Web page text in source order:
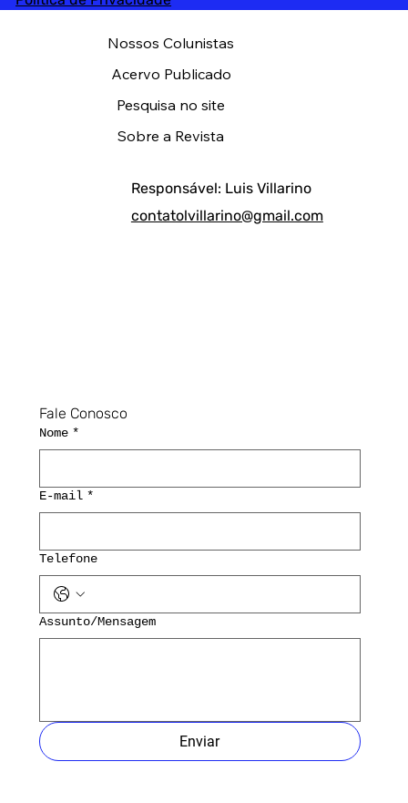
Fale Conosco
Nome *
E-mail *
Telefone
Assunto/Mensagem
Enviar
Responsável: Luis Villarino
contatolvillarino@gmail.com
Nossos Colunistas
Acervo Publicado
Pesquisa no site
Sobre a Revista